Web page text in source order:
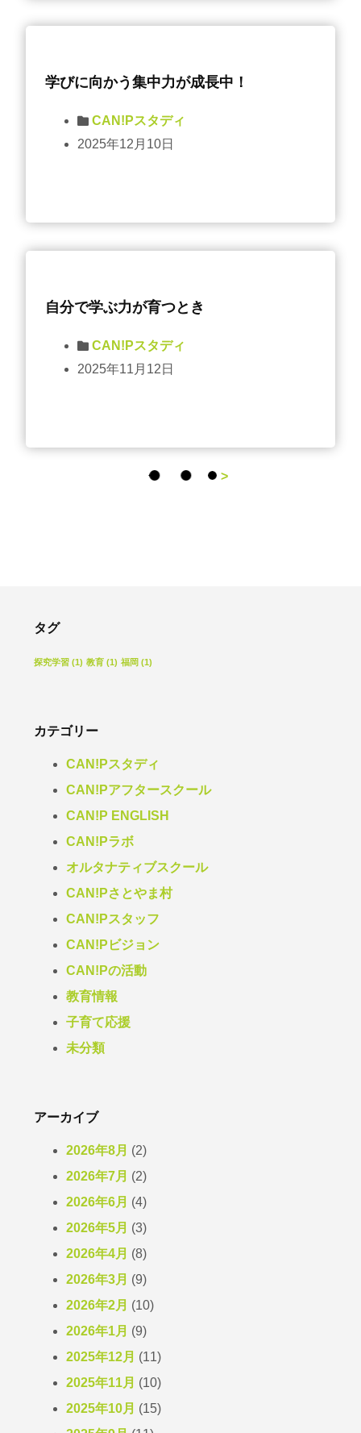
学びに向かう集中力が成長中！
CAN!Pスタディ
2025年12月10日
自分で学ぶ力が育つとき
CAN!Pスタディ
2025年11月12日
>
タグ
探究学習 (1) 教育 (1) 福岡 (1)
カテゴリー
CAN!Pスタディ
CAN!Pアフタースクール
CAN!P ENGLISH
CAN!Pラボ
オルタナティブスクール
CAN!Pさとやま村
CAN!Pスタッフ
CAN!Pビジョン
CAN!Pの活動
教育情報
子育て応援
未分類
アーカイブ
2026年8月 (2)
2026年7月 (2)
2026年6月 (4)
2026年5月 (3)
2026年4月 (8)
2026年3月 (9)
2026年2月 (10)
2026年1月 (9)
2025年12月 (11)
2025年11月 (10)
2025年10月 (15)